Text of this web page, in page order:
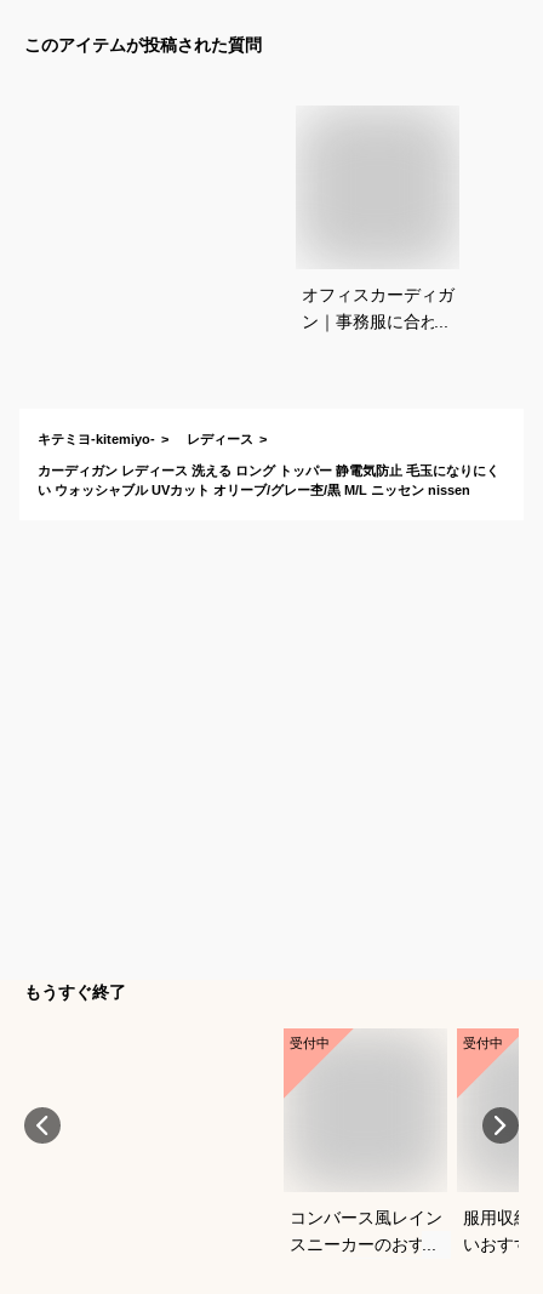
このアイテムが投稿された質問
オフィスカーディガ
ン｜事務服に合わせ
キテミヨ-kitemiyo- レディース
カーディガン レディース 洗える ロング トッパー 静電気防止 毛玉になりにく
い ウォッシャブル UVカット オリーブ/グレー杢/黒 M/L ニッセン nissen
もうすぐ終了
受付中
コンバース風レイン
スニーカーのおすす
受付中
服用収納
いおすす